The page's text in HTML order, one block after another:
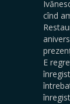
cînd
E